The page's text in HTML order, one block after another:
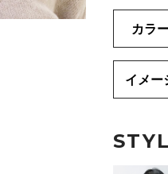
カラ
イメー